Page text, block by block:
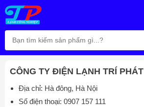
CÔNG TY ĐIỆN LẠNH TRÍ PHÁT
Địa chỉ: Hà đông, Hà Nội
Số điện thoại: 0907 157 111